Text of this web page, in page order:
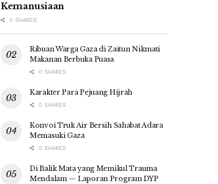
Kemanusiaan
0 SHARES
Ribuan Warga Gaza di Zaitun Nikmati
Makanan Berbuka Puasa
0 SHARES
Karakter Para Pejuang Hijrah
0 SHARES
Konvoi Truk Air Bersih Sahabat Adara
Memasuki Gaza
0 SHARES
Di Balik Mata yang Memikul Trauma
Mendalam — Laporan Program DYP